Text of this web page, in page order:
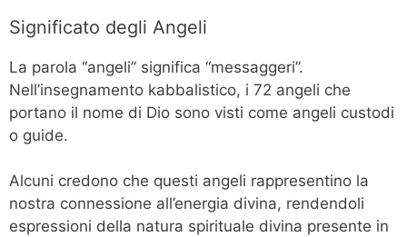
Significato degli Angeli
La parola “angeli” significa “messaggeri”.
Nell’insegnamento kabbalistico, i 72 angeli che
portano il nome di Dio sono visti come angeli custodi
o guide.
Alcuni credono che questi angeli rappresentino la
nostra connessione all’energia divina, rendendoli
espressioni della natura spirituale divina presente in